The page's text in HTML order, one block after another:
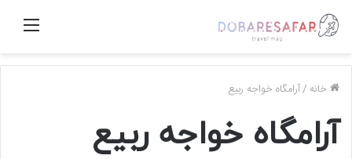
منو
خانه /آرامگاه خواجه ربیع
آرامگاه خواجه ربیع